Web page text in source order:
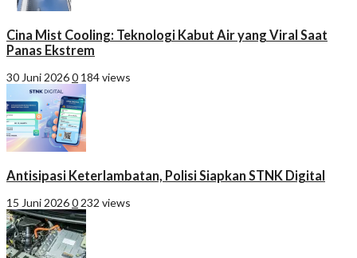
Cina Mist Cooling: Teknologi Kabut Air yang Viral Saat
Panas Ekstrem
30 Juni 20260 184 views
Antisipasi Keterlambatan, Polisi Siapkan STNK Digital
15 Juni 20260 232 views